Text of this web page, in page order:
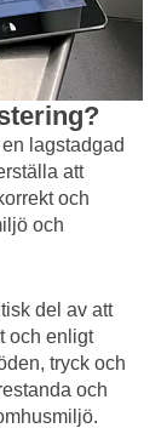
lagstadgad
att
och
och
del av att
och enligt
tryck och
och